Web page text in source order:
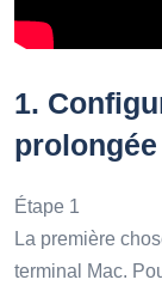
1.
Étape 1
La première
terminal Mac.